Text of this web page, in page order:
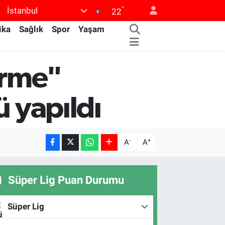
İstanbul 22°
Sağlık Spor
Yaşam
A- A+
Süper Lig Puan Durumu
Süper Lig